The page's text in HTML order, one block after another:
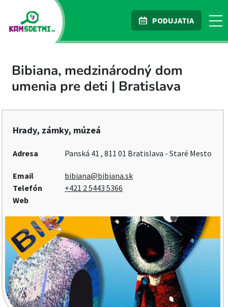
PODUJATIA
Bibiana, medzinárodný dom
umenia pre deti | Bratislava
Hrady, zámky, múzeá
Adresa Panská 41 , 811 01 Bratislava - Staré Mesto
Email
bibiana@bibiana.sk
Telefón
+421 2 5443 5366
Web